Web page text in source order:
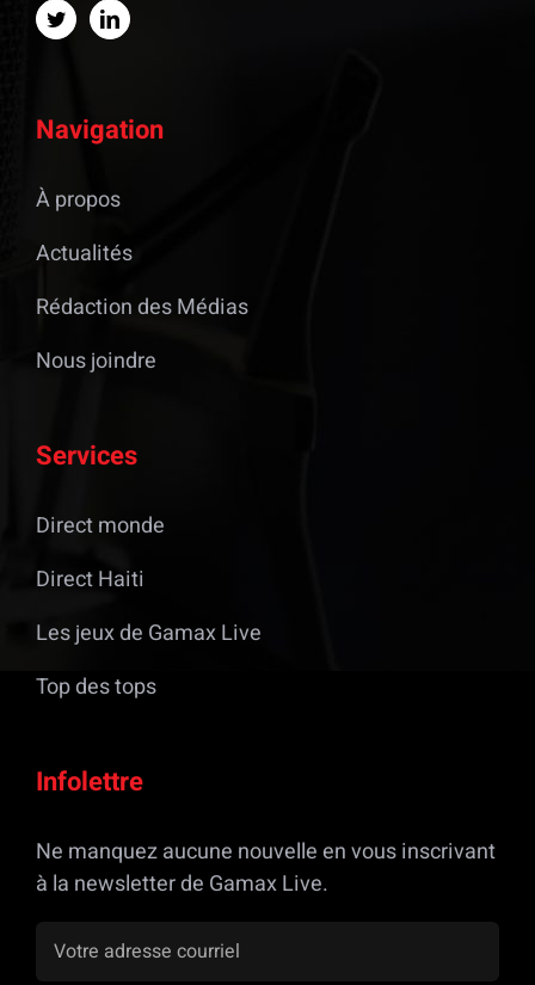
Navigation
À propos
Actualités
Rédaction des Médias
Nous joindre
Services
Direct monde
Direct Haiti
Les jeux de Gamax Live
Top des tops
Infolettre
Ne manquez aucune nouvelle en vous inscrivant
à la newsletter de Gamax Live.